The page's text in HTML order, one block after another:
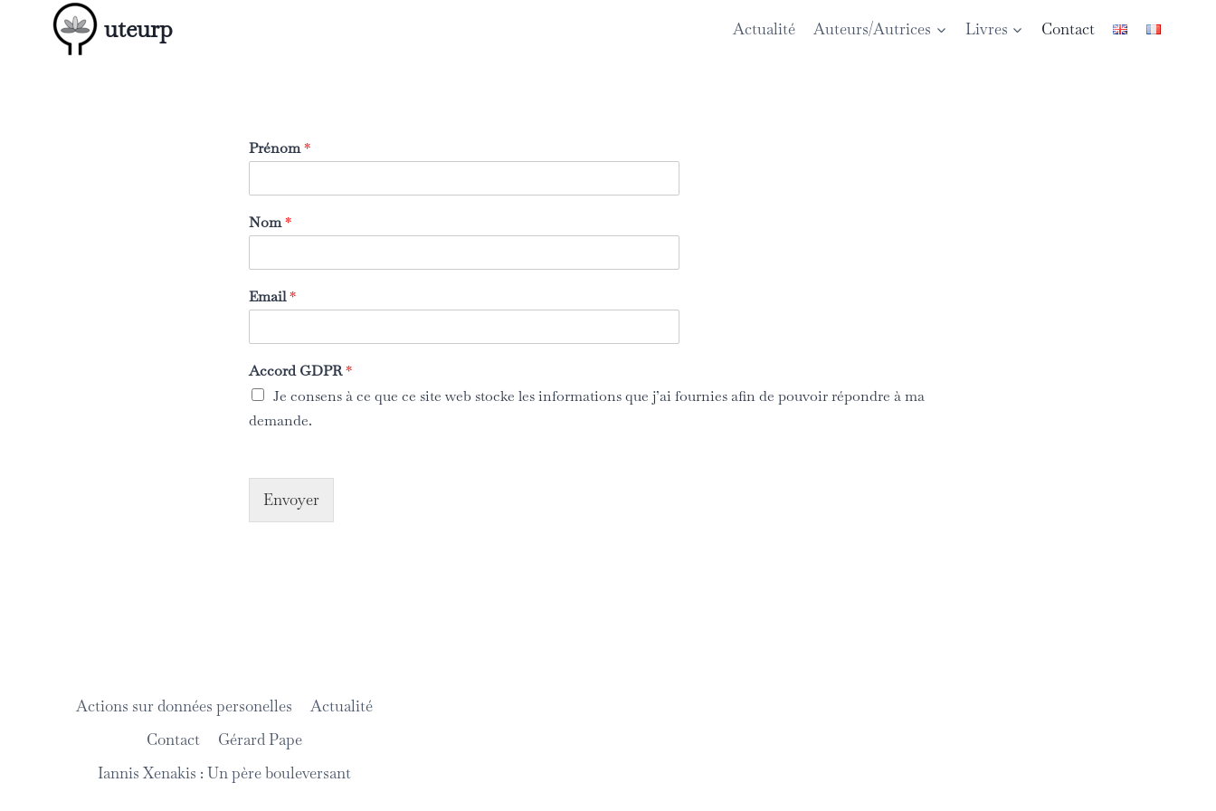
uteurp Actualité Auteurs/Autrices Livres Contact
Prénom*
Nom*
Email*
Accord GDPR*
Je consens à ce que ce site web stocke les informations que j’ai fournies afin de pouvoir répondre à ma
demande.
Envoyer
Actions sur données personelles
Actualité
Contact
Gérard Pape
Iannis Xenakis : Un père bouleversant